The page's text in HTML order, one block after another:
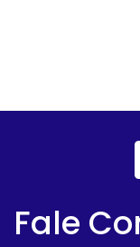
Fale